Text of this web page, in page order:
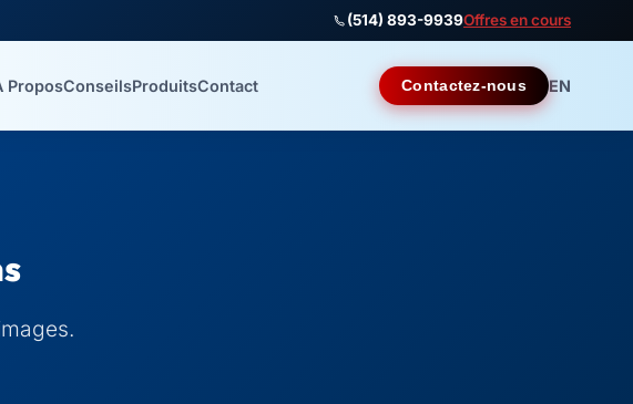
(514) 893-9939Offres en cours
ProposConseilsProduitsContact Contactez-nous EN